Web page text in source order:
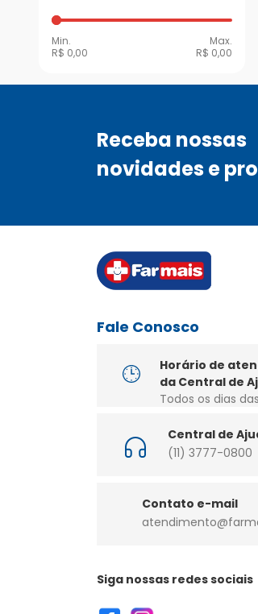
Min.
R$ 0,00
Max.
R$ 0,00
Receba nossas
novidades e
Fale Conosco
Horário de
da Central de
Todos os dias
Central de
(11) 3777-0800
Contato e-mail
Siga nossas redes sociais